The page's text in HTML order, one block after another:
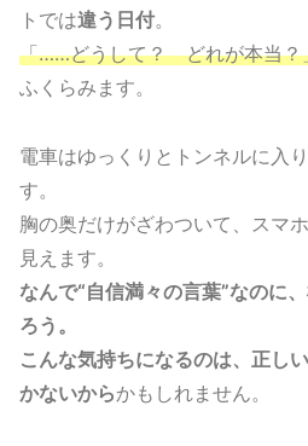
トでは違う日付。
「……どうして？ どれが本当？
ふくらみます。
電車はゆっくりとトンネルに入
す。
胸の奥だけがざわついて、スマ
見えます。
なんで“自信満々の言葉”なのに
ろう。
こんな気持ちになるのは、正し
かないからかもしれません。